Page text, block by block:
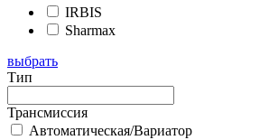
IRBIS
Sharmax
выбрать
Тип
Трансмиссия
Автоматическая/Вариатор